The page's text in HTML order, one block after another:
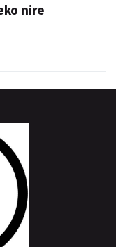
nire